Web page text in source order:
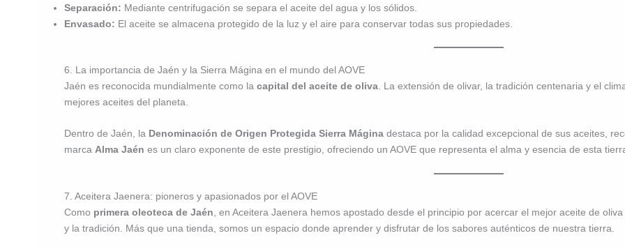
Separación: Mediante centrifugación se separa el aceite del agua y los sólidos.
Envasado: El aceite se almacena protegido de la luz y el aire para conservar todas sus propiedades.
6. La importancia de Jaén y la Sierra Mágina en el mundo del AOVE
Jaén es reconocida mundialmente como la capital del aceite de oliva . La extensión de olivar, la tradición centenaria y el
mejores aceites del planeta.
Dentro de Jaén, la Denominación de Origen Protegida Sierra Mágina destaca por la calidad excepcional de sus aceites,
marca Alma Jaén es un claro exponente de este prestigio, ofreciendo un AOVE que representa el alma y esencia de esta
7. Aceitera Jaenera: pioneros y apasionados por el AOVE
Como primera oleoteca de Jaén, en Aceitera Jaenera hemos apostado desde el principio por acercar el mejor aceite de
y la tradición. Más que una tienda, somos un espacio donde aprender y disfrutar de los sabores auténticos de nuestra tierra.